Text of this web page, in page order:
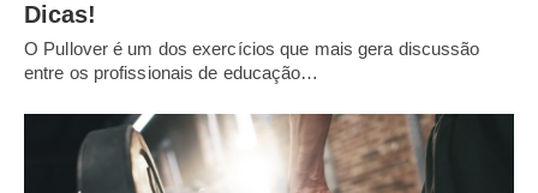
Dicas!
O Pullover é um dos exercícios que mais gera discussão
entre os profissionais de educação…